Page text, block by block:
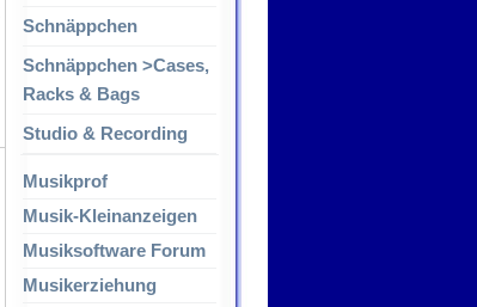
Schnäppchen
Schnäppchen >Cases,
Racks & Bags
Studio & Recording
Musikprof
Musik-Kleinanzeigen
Musiksoftware Forum
Musikerziehung